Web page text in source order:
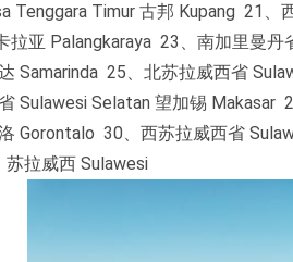
Tenggara Timur 古邦 Kupang 21
拉亚 Palangkaraya 23、南加里曼
Samarinda 25、北苏拉威西省
Sulawesi Selatan 望加锡 Makasar
Gorontalo 30、西苏拉威西省
拉威西 Sulawesi